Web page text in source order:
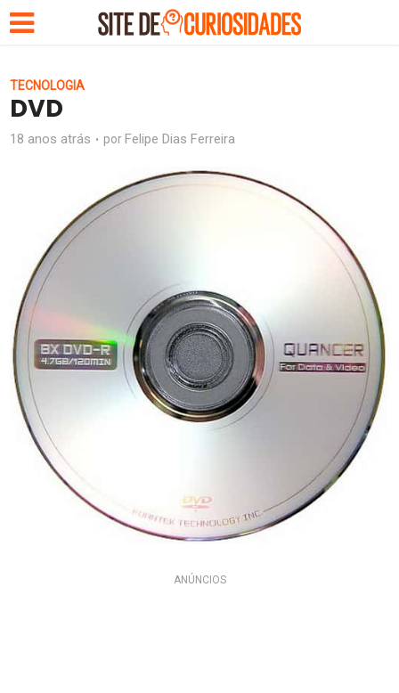
TECNOLOGIA
DVD
18 anos atrás por Felipe Dias Ferreira
ANÚNCIOS